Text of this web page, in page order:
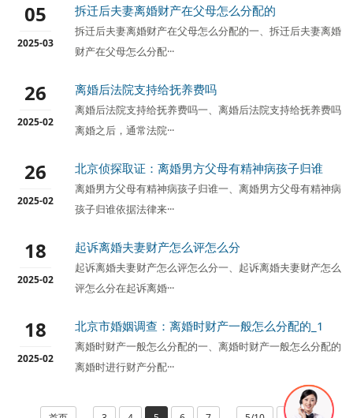
05
2025-03
拆迁后夫妻离婚财产在父母怎么分配的
拆迁后夫妻离婚财产在父母怎么分配的一、拆迁后夫妻离婚
财产在父母怎么分配···
26
2025-02
离婚后法院支持给抚养费吗
离婚后法院支持给抚养费吗一、离婚后法院支持给抚养费吗
离婚之后，通常法院···
26
2025-02
北京侦探取证：离婚男方父母有精神病孩子归谁
离婚男方父母有精神病孩子归谁一、离婚男方父母有精神病
孩子归谁依据法律来···
18
2025-02
起诉离婚夫妻财产怎么评怎么分
起诉离婚夫妻财产怎么评怎么分一、起诉离婚夫妻财产怎么
评怎么分在起诉离婚···
18
2025-02
北京市婚姻调查：离婚时财产一般怎么分配的_1
离婚时财产一般怎么分配的一、离婚时财产一般怎么分配的
离婚时进行财产分配···